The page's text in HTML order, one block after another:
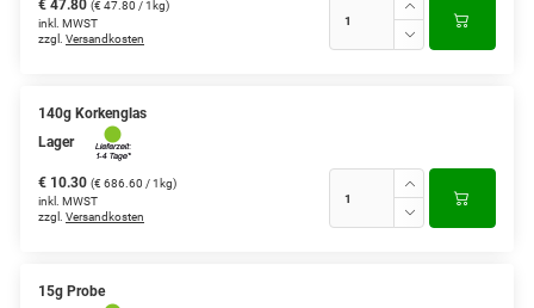
€ 47.80 (€ 47.80 / 1kg)
inkl. MWST
zzgl. Versandkosten
140g Korkenglas
Lager
€ 10.30 (€ 686.60 / 1kg)
inkl. MWST
zzgl. Versandkosten
15g Probe